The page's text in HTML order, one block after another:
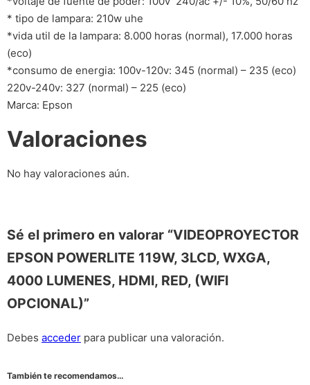
* tipo de lampara: 210w uhe
*vida util de la lampara: 8.000 horas (normal), 17.000 horas
(eco)
*consumo de energia: 100v-120v: 345 (normal) – 235 (eco)
220v-240v: 327 (normal) – 225 (eco)
Marca: Epson
Valoraciones
No hay valoraciones aún.
Sé el primero en valorar “VIDEOPROYECTOR
EPSON POWERLITE 119W, 3LCD, WXGA,
4000 LUMENES, HDMI, RED, (WIFI
OPCIONAL)”
Debes acceder para publicar una valoración.
También te recomendamos…